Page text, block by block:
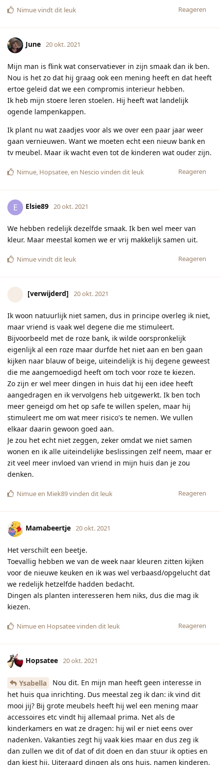
Reageren
Nimuevindt dit leuk
June 20 okt. 2021
Mijn man is flink wat conservatiever in zijn smaak dan ik ben.
Nou is het zo dat hij graag ook een mening heeft en dat heeft
ertoe geleid dat we een compromis interieur hebben.
Ik heb mijn stoere leren stoelen. Hij heeft wat landelijk
ogende lampenkappen.
Ik plant nu wat zaadjes voor als we over een paar jaar weer
gaan vernieuwen. Want we moeten echt een nieuw bank en
tv meubel. Maar ik wacht even tot de kinderen wat ouder zijn.
Reageren
Nimue Hopsatee , en Nescio vinden dit leuk
E Elsie89 20 okt. 2021
We hebben redelijk dezelfde smaak. Ik ben wel meer van
kleur. Maar meestal komen we er vrij makkelijk samen uit.
Reageren
Nimuevindt dit leuk
[verwijderd] 20 okt. 2021
Ik woon natuurlijk niet samen, dus in principe overleg ik niet,
maar vriend is vaak wel degene die me stimuleert.
Bijvoorbeeld met de roze bank, ik wilde oorspronkelijk
eigenlijk al een roze maar durfde het niet aan en ben gaan
kijken naar blauw of beige, uiteindelijk is hij degene geweest
die me aangemoedigd heeft om toch voor roze te kiezen.
Zo zijn er wel meer dingen in huis dat hij een idee heeft
aangedragen en ik vervolgens heb uitgewerkt. Ik ben toch
meer geneigd om het op safe te willen spelen, maar hij
stimuleert me om wat meer risico's te nemen. We vullen
elkaar daarin gewoon goed aan.
Je zou het echt niet zeggen, zeker omdat we niet samen
wonen en ik alle uiteindelijke beslissingen zelf neem, maar er
zit veel meer invloed van vriend in mijn huis dan je zou
denken.
Reageren
Nimueen Miek89vinden dit leuk
Mamabeertje 20 okt. 2021
Het verschilt een beetje.
Toevallig hebben we van de week naar kleuren zitten kijken
voor de nieuwe keuken en ik was wel verbaasd/opgelucht dat
we redelijk hetzelfde hadden bedacht.
Dingen als planten interesseren hem niks, dus die mag ik
kiezen.
Reageren
Nimueen Hopsateevinden dit leuk
Hopsatee 20 okt. 2021
Ysabella
Nou dit. En mijn man heeft geen interesse in
het huis qua inrichting. Dus meestal zeg ik dan: ik vind dit
mooi jij? Bij grote meubels heeft hij wel een mening maar
accessoires etc vindt hij allemaal prima. Net als de
kinderkamers en wat ze dragen: hij wil er niet eens over
nadenken. Vakanties zegt hij vaak kies maar en dus zeg ik
dan zullen we dit of dat of dit doen en dan stuur ik opties en
dan kiest hij. Uiteraard dingen als ons huis, namen kinderen,